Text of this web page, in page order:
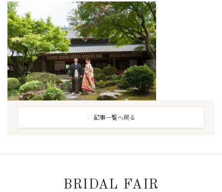
記事一覧へ戻る
BRIDAL FAIR